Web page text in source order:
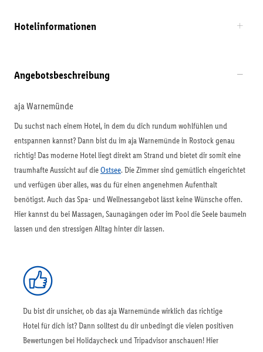
Hotelinformationen
Angebotsbeschreibung
aja Warnemünde
Du suchst nach einem Hotel, in dem du dich rundum wohlfühlen und
entspannen kannst? Dann bist du im aja Warnemünde in Rostock genau
richtig! Das moderne Hotel liegt direkt am Strand und bietet dir somit eine
traumhafte Aussicht auf dieOstsee. Die Zimmer sind gemütlich eingerichtet
und verfügen über alles, was du für einen angenehmen Aufenthalt
benötigst. Auch das Spa- und Wellnessangebot lässt keine Wünsche offen.
Hier kannst du bei Massagen, Saunagängen oder im Pool die Seele baumeln
lassen und den stressigen Alltag hinter dir lassen.
Du bist dir unsicher, ob das aja Warnemünde wirklich das richtige
Hotel für dich ist? Dann solltest du dir unbedingt die vielen positiven
Bewertungen bei Holidaycheck und Tripadvisor anschauen! Hier